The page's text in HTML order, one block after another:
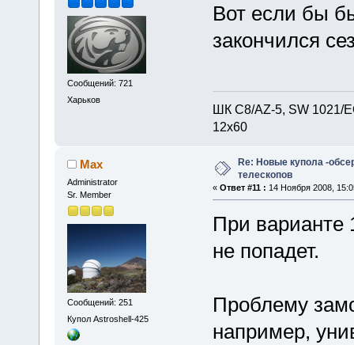
Сообщений: 721
Харьков
Вот если бы
закончился
ШК С8/AZ-5, SW 1021/
12х60
Max
Administrator
Sr. Member
Сообщений: 251
Купол Astroshell-425
Re: Новые купола -
телескопов
« Ответ #11 : 14 Ноября 2008,
При варианте
не попадет.
Проблему
например,